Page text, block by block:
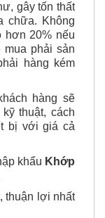
gây tốn thất
chữa. Không
hơn 20% nếu
mua phải sản
hàng kém
hàng sẽ
thuật, cách
bị với giá cả
khẩu Khớp
thuận lợi nhất